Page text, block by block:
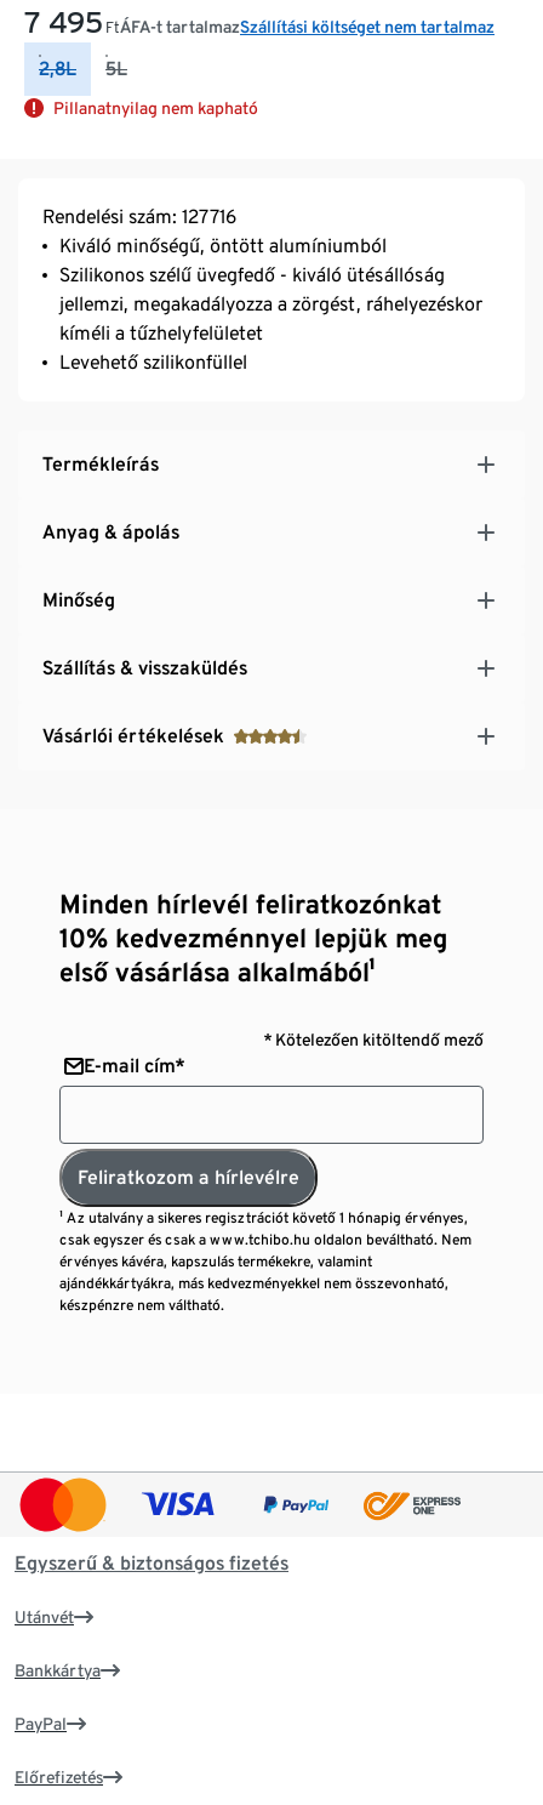
7 495 FtÁFA-t tartalmazSzállítási költséget nem tartalmaz
2,8L 5L
Pillanatnyilag nem kapható
Rendelési szám: 127716
Kiváló minőségű, öntött alumíniumból
Szilikonos szélű üvegfedő - kiváló ütésállóság
jellemzi, megakadályozza a zörgést, ráhelyezéskor
kíméli a tűzhelyfelületet
Levehető szilikonfüllel
Termékleírás
Anyag & ápolás
Minőség
Szállítás & visszaküldés
Vásárlói értékelések
Minden hírlevél feliratkozónkat
10% kedvezménnyel lepjük meg
első vásárlása alkalmából¹
* Kötelezően kitöltendő mező
E-mail cím*
Feliratkozom a hírlevélre
¹ Az utalvány a sikeres regisztrációt követő 1 hónapig érvényes,
csak egyszer és csak a www.tchibo.hu oldalon beváltható. Nem
érvényes kávéra, kapszulás termékekre, valamint
ajándékkártyákra, más kedvezményekkel nem összevonható,
készpénzre nem váltható.
Egyszerű & biztonságos fizetés
Utánvét
Bankkártya
PayPal
Előrefizetés